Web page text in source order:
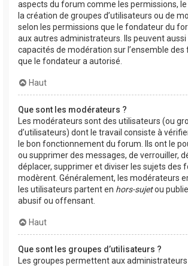
aspects du forum comme les permissions,
la création de groupes d’utilisateurs ou de
selon les permissions que le fondateur du
aux autres administrateurs. Ils peuvent
capacités de modération sur l’ensemble des
que le fondateur a autorisé.
Haut
Que sont les modérateurs ?
Les modérateurs sont des utilisateurs (ou
d’utilisateurs) dont le travail consiste à
le bon fonctionnement du forum. Ils ont le
ou supprimer des messages, de verrouiller,
déplacer, supprimer et diviser les sujets des
modèrent. Généralement, les modérateurs
les utilisateurs partent en hors-sujetou
abusif ou offensant.
Haut
Que sont les groupes d’utilisateurs ?
Les groupes permettent aux administrateurs